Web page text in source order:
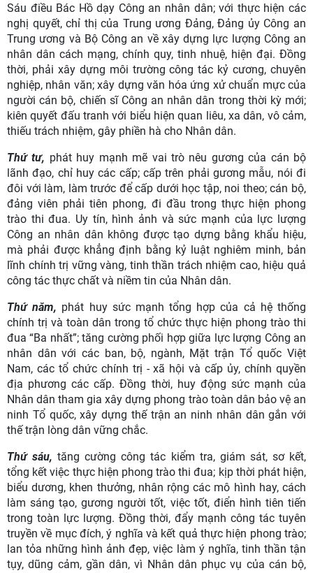
Sáu điều Bác Hồ dạy Công an nhân dân; với thực hiện các
nghị quyết, chỉ thị của Trung ương Đảng, Đảng ủy Công an
Trung ương và Bộ Công an về xây dựng lực lượng Công an
nhân dân cách mạng, chính quy, tinh nhuệ, hiện đại. Đồng
thời, phải xây dựng môi trường công tác kỷ cương, chuyên
nghiệp, nhân văn; xây dựng văn hóa ứng xử chuẩn mực của
người cán bộ, chiến sĩ Công an nhân dân trong thời kỳ mới;
kiên quyết đấu tranh với biểu hiện quan liêu, xa dân, vô cảm,
thiếu trách nhiệm, gây phiền hà cho Nhân dân.
Thứ tư, phát huy mạnh mẽ vai trò nêu gương của cán bộ
lãnh đạo, chỉ huy các cấp; cấp trên phải gương mẫu, nói đi
đôi với làm, làm trước để cấp dưới học tập, noi theo; cán bộ,
đảng viên phải tiên phong, đi đầu trong thực hiện phong
trào thi đua. Uy tín, hình ảnh và sức mạnh của lực lượng
Công an nhân dân không được tạo dựng bằng khẩu hiệu,
mà phải được khẳng định bằng kỷ luật nghiêm minh, bản
lĩnh chính trị vững vàng, tinh thần trách nhiệm cao, hiệu quả
công tác thực chất và niềm tin của Nhân dân.
Thứ năm, phát huy sức mạnh tổng hợp của cả hệ thống
chính trị và toàn dân trong tổ chức thực hiện phong trào thi
đua “Ba nhất”; tăng cường phối hợp giữa lực lượng Công an
nhân dân với các ban, bộ, ngành, Mặt trận Tổ quốc Việt
Nam, các tổ chức chính trị - xã hội và cấp ủy, chính quyền
địa phương các cấp. Đồng thời, huy động sức mạnh của
Nhân dân tham gia xây dựng phong trào toàn dân bảo vệ an
ninh Tổ quốc, xây dựng thế trận an ninh nhân dân gắn với
thế trận lòng dân vững chắc.
Thứ sáu, tăng cường công tác kiểm tra, giám sát, sơ kết,
tổng kết việc thực hiện phong trào thi đua; kịp thời phát hiện,
biểu dương, khen thưởng, nhân rộng các mô hình hay, cách
làm sáng tạo, gương người tốt, việc tốt, điển hình tiên tiến
trong toàn lực lượng. Đồng thời, đẩy mạnh công tác tuyên
truyền về mục đích, ý nghĩa và kết quả thực hiện phong trào;
lan tỏa những hình ảnh đẹp, việc làm ý nghĩa, tinh thần tận
tụy, dũng cảm, gần dân, vì Nhân dân phục vụ của cán bộ,